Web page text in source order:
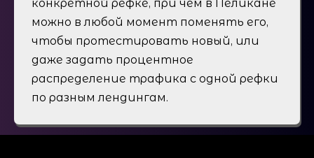
конкретной рефке, при чем в Пеликане
можно в любой момент поменять его,
чтобы протестировать новый, или
даже задать процентное
распределение трафика с одной рефки
по разным лендингам.